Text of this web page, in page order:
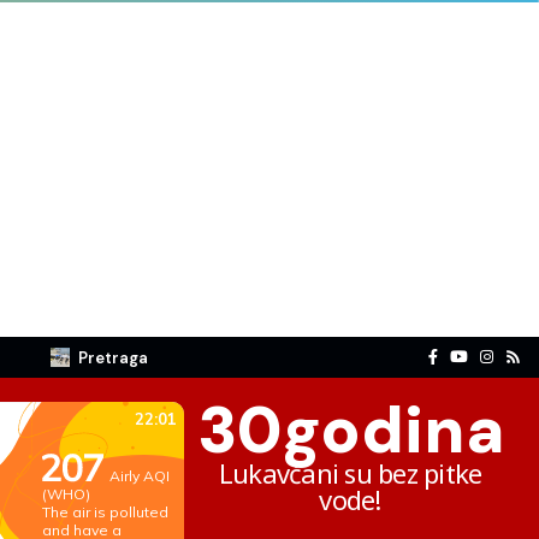
Pretraga
30godina
Lukavčani su bez pitke
vode!